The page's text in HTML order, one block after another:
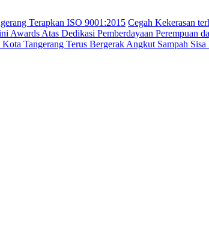
Terapkan ISO 9001:2015 Cegah Kekerasan
Awards Atas Dedikasi Pemberdayaan Perempuan
Tangerang Terus Bergerak Angkut Sampah